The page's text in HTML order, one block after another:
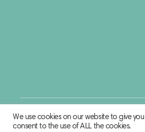
© 2020 Biosphere Corporation.
All rights reserved.
We use cookies on our website to give
consent to the use of ALL the cookies.